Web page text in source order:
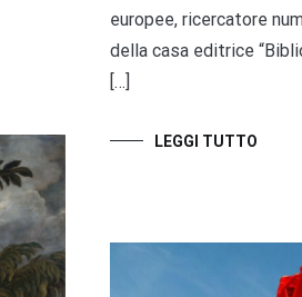
europee, ricercatore
della casa editrice
[…]
LEGGI TUTTO